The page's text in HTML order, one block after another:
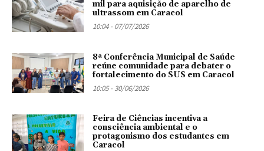
mil para aquisição de aparelho de
ultrassom em Caracol
10:04 - 07/07/2026
8ª Conferência Municipal de Saúde
reúne comunidade para debater o
fortalecimento do SUS em Caracol
10:05 - 30/06/2026
Feira de Ciências incentiva a
consciência ambiental e o
protagonismo dos estudantes em
Caracol